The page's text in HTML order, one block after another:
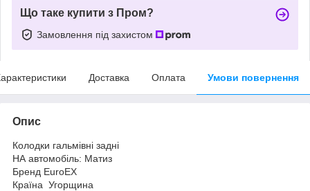
Що таке купити з Пром?
Замовлення під захистом
Доставка Оплата Умови повернення
Опис
Колодки гальмівні задні
НА автомобіль: Матиз
Бренд EuroEX
Країна Угорщина